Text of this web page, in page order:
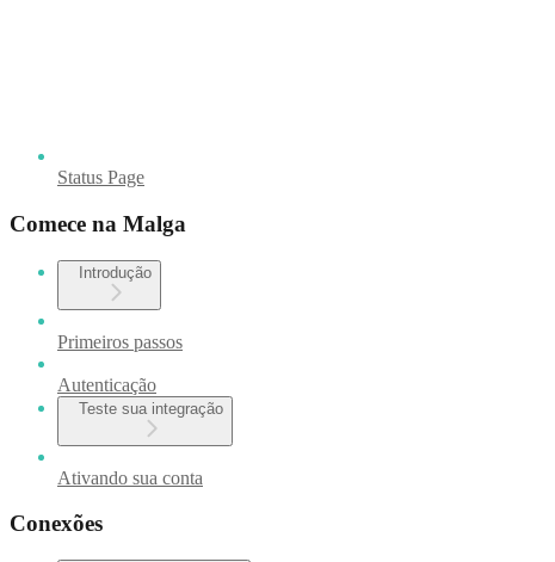
Status Page
Comece na Malga
Introdução
Primeiros passos
Autenticação
Teste sua integração
Ativando sua conta
Conexões